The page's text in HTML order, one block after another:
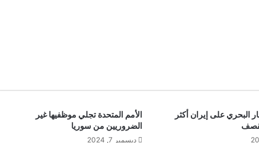
البحري على إيران أكثر
الأمم المتحدة تجلي موظفيها غير
الضروريين من سوريا
ديسمبر 7, 2024